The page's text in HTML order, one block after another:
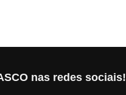
nas redes sociais!